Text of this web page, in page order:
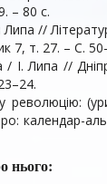
– 80 с.
//
7, т. 27. – С.
І. Липа //
революцію:
календар-
нього: